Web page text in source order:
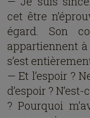
cet être
égard. Son
appartiennent à
s’est
— Et l’espoir ?
d’espoir ?
? Pourquoi